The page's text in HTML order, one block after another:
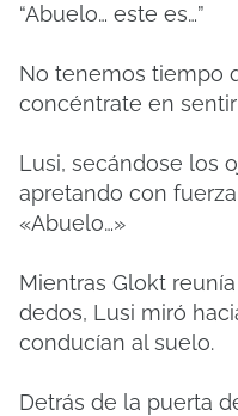
“Abuelo… este es…”
No tenemos tiempo
concéntrate en
Lusi, secándose los
apretando con
«Abuelo…»
Mientras Glokt
dedos, Lusi miró
conducían al suelo.
Detrás de la puerta